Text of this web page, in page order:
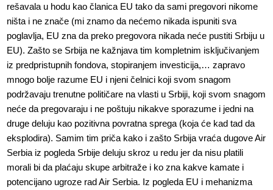
rešavala u hodu kao članica EU tako da sami pregovori nikome
ništa i ne znače (mi znamo da nećemo nikada ispuniti sva
poglavlja, EU zna da preko pregovora nikada neće pustiti Srbiju u
EU). Zašto se Srbija ne kažnjava tim kompletnim isključivanjem
iz predpristupnih fondova, stopiranjem investicija,… zapravo
mnogo bolje razume EU i njeni čelnici koji svom snagom
podržavaju trenutne političare na vlasti u Srbiji, koji svom snagom
neće da pregovaraju i ne poštuju nikakve sporazume i jedni na
druge deluju kao pozitivna povratna sprega (koja će kad tad da
eksplodira). Samim tim priča kako i zašto Srbija vraća dugove Air
Serbia iz pogleda Srbije deluju skroz u redu jer da nisu platili
morali bi da plaćaju skupe arbitraže i ko zna kakve kamate i
potencijano ugroze rad Air Serbia. Iz pogleda EU i mehanizma